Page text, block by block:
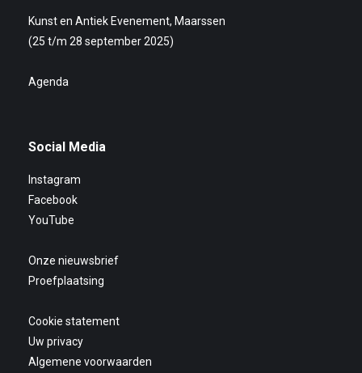
Kunst en Antiek Evenement, Maarssen
(25 t/m 28 september 2025)
Agenda
Social Media
Instagram
Facebook
YouTube
Onze nieuwsbrief
Proefplaatsing
Cookie statement
Uw privacy
Algemene voorwaarden